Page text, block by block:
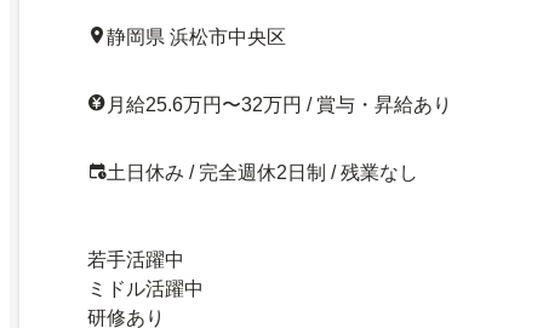
静岡県 浜松市中央区
月給25.6万円〜32万円 / 賞与・昇給あり
土日休み / 完全週休2日制 / 残業なし
若手活躍中
ミドル活躍中
研修あり